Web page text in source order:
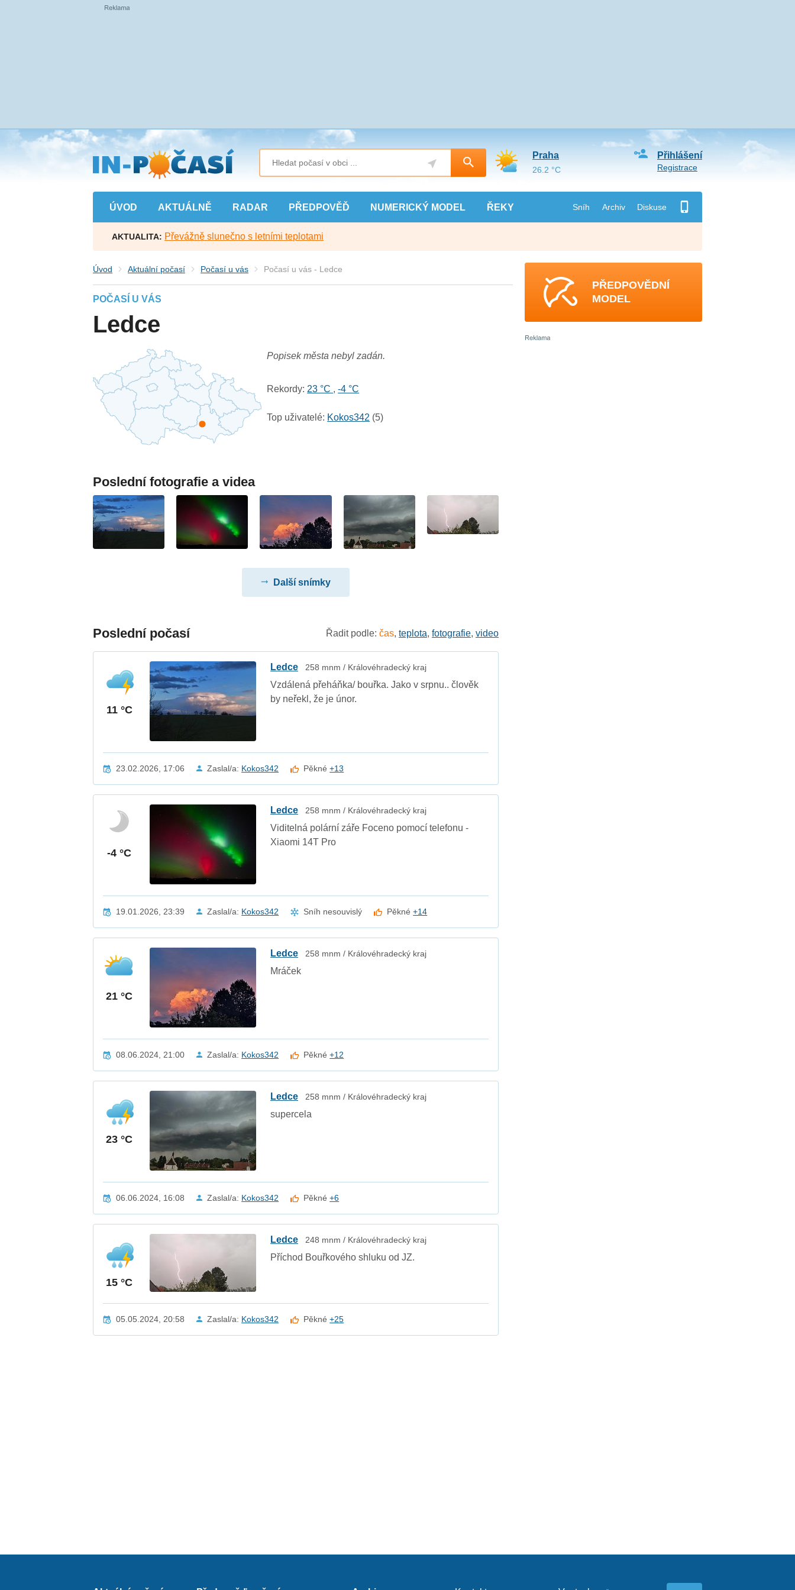
Přejít
na
hlavní
obsah
ÚVOD AKTUÁLNĚ RADAR PŘEDPOVĚĎ NUMERICKÝ MODEL ŘEKY Sníh Archiv Diskuse
Přihlášení
Registrace
Praha
26.2 °C
AKTUALITA: Převážně slunečno s letními teplotami
Úvod Aktuální počasí Počasí u vás Počasí u vás - Ledce
POČASÍ U VÁS
Ledce
Popisek města nebyl zadán.
Rekordy: 23 °C ,-4 °C
Top uživatelé: Kokos342 (5)
Poslední fotografie a videa
Další snímky
Poslední počasí Řadit podle: čas, teplota, fotografie, video
11 °C
Ledce 258 mnm / Královéhradecký kraj
Vzdálená přeháňka/ bouřka. Jako v srpnu.. člověk
by neřekl, že je únor.
23.02.2026, 17:06 Zaslal/a: Kokos342 Pěkné+13
-4 °C
Ledce 258 mnm / Královéhradecký kraj
Viditelná polární záře Foceno pomocí telefonu -
Xiaomi 14T Pro
19.01.2026, 23:39 Zaslal/a: Kokos342 Sníh nesouvislý Pěkné+14
21 °C
Ledce 258 mnm / Královéhradecký kraj
Mráček
08.06.2024, 21:00 Zaslal/a: Kokos342 Pěkné+12
23 °C
Ledce 258 mnm / Královéhradecký kraj
supercela
06.06.2024, 16:08 Zaslal/a: Kokos342 Pěkné+6
15 °C
Ledce 248 mnm / Královéhradecký kraj
Příchod Bouřkového shluku od JZ.
05.05.2024, 20:58 Zaslal/a: Kokos342 Pěkné+25
PŘEDPOVĚDNÍ
MODEL